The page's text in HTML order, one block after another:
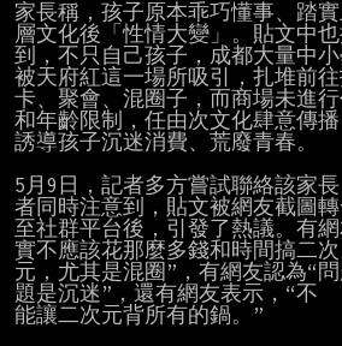
家長稱，孩子原本乖巧懂事、踏
層文化後「性情大變」。貼文中
到，不只自己孩子，成都大量中
被天府紅這一場所吸引，扎堆前
卡、聚會、混圈子，而商場未進
和年齡限制，任由次文化肆意傳播
誘導孩子沉迷消費、荒廢青春。
5月9日，記者多方嘗試聯絡該家
者同時注意到，貼文被網友截圖
至社群平台後，引發了熱議。有
實不應該花那麼多錢和時間搞二次
元，尤其是混圈”，有網友認為“
題是沉迷”，還有網友表示，“不
能讓二次元背所有的鍋。”